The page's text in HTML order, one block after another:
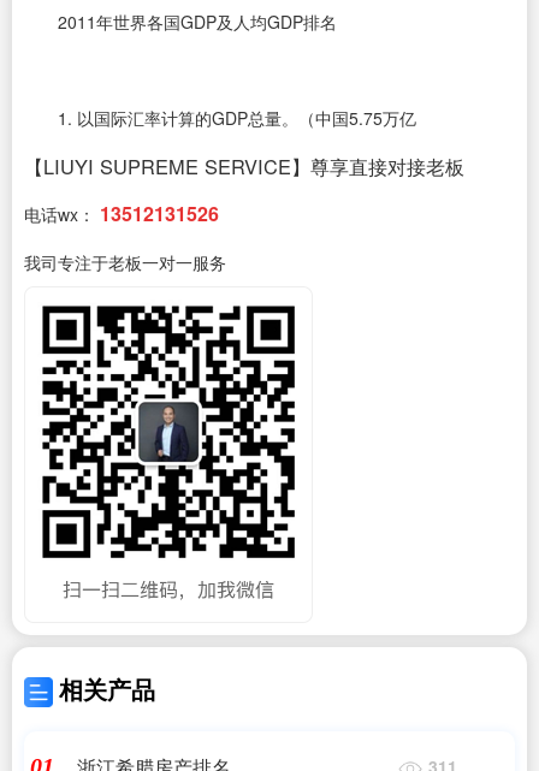
2011年世界各国GDP及人均GDP排名
1. 以国际汇率计算的GDP总量。（中国5.75万亿
【LIUYI SUPREME SERVICE】尊享直接对接老板
电话wx： 13512131526
我司专注于老板一对一服务
相关产品
311